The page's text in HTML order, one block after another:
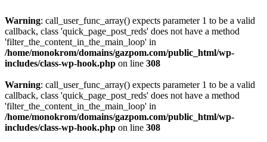
Warning: call_user_func_array() expects parameter 1 to be a valid
callback, class 'quick_page_post_reds' does not have a method
'filter_the_content_in_the_main_loop' in
/home/monokrom/domains/gazpom.com/public_html/wp-
includes/class-wp-hook.php on line 308
Warning: call_user_func_array() expects parameter 1 to be a valid
callback, class 'quick_page_post_reds' does not have a method
'filter_the_content_in_the_main_loop' in
/home/monokrom/domains/gazpom.com/public_html/wp-
includes/class-wp-hook.php on line 308